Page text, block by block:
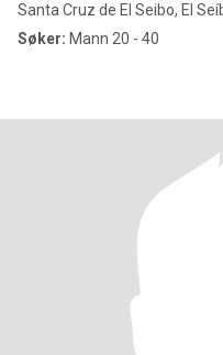
Santa Cruz de El Seibo, El
Søker: Mann 20 - 40